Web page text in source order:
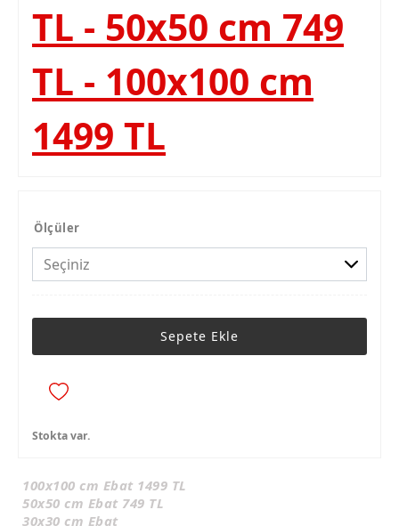
TL - 50x50 cm 749
TL - 100x100 cm
1499 TL
Ölçüler
Sepete Ekle
Stokta var.
100x100 cm Ebat 1499 TL
50x50 cm Ebat 749 TL
30x30 cm Ebat